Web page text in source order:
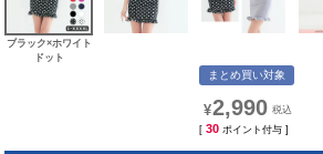
ブラック×ホワイト
ドット
まとめ買い対象
¥2,990
[ 30 ポイント付与 ]